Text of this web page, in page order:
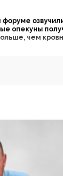
форуме
опекуны
чем
в
граждан:
и